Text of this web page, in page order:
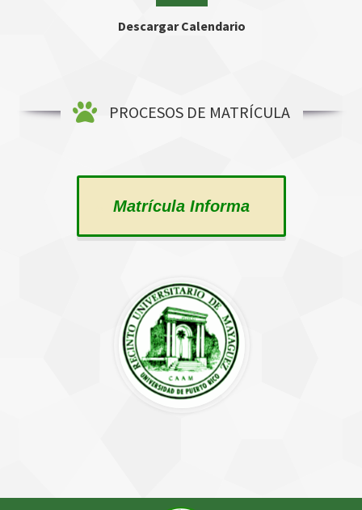
Descargar Calendario
PROCESOS DE MATRÍCULA
Matrícula Informa